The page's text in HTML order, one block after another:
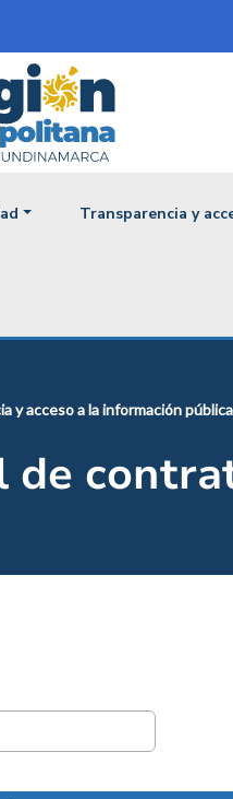
Transparencia y
y acceso a la información pública
de